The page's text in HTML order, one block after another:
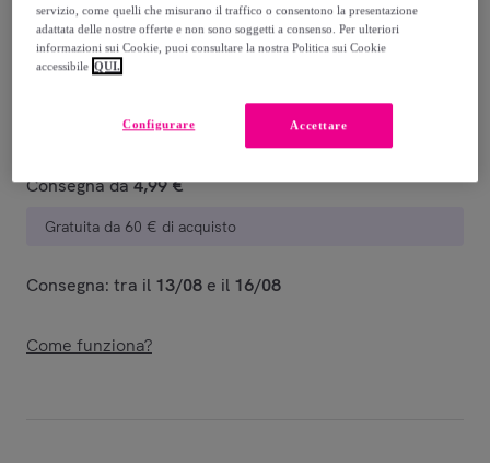
Venduto daLEONE 1947 APPAREL
Consegna
Consegna da4,99 €
Gratuita da 60 € di acquisto
Consegna: tra il 13/08 e il 16/08
Come funziona?
servizio, come quelli che misurano il traffico o consentono la presentazione
adattata delle nostre offerte e non sono soggetti a consenso. Per ulteriori
informazioni sui Cookie, puoi consultare la nostra Politica sui Cookie
accessibile QUI.
Accettare
Configurare